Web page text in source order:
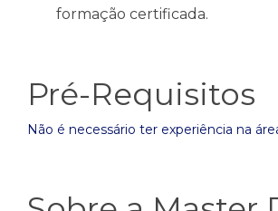
formação certificada.
Pré-Requisitos
Não é necessário ter experiência na